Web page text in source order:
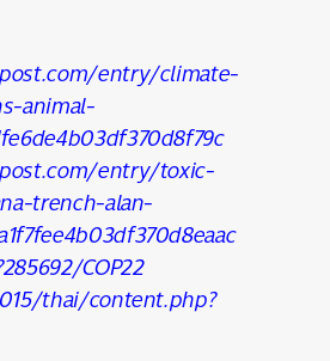
entry/climate-
animal-
entry/toxic-
trench-alan-
COP22
thai/content.php?